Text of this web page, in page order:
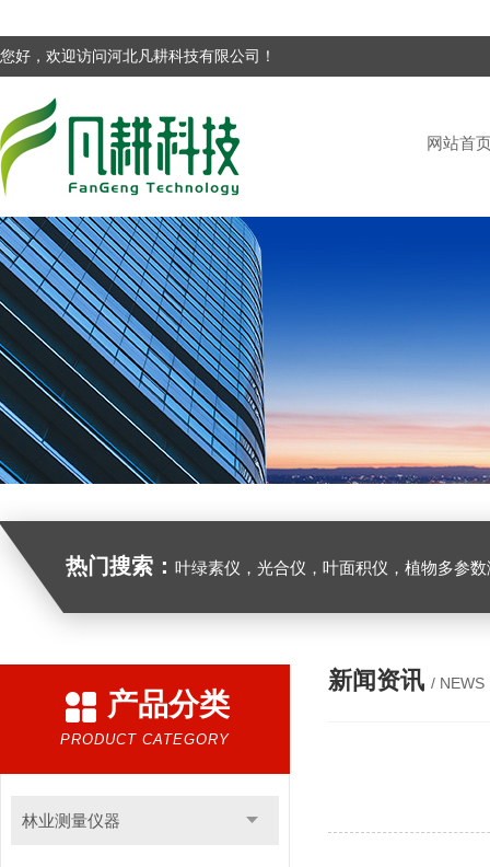
您好，欢迎访问河北凡耕科技有限公司！
网站首
热门搜索： 叶绿素仪，光合仪，叶面积仪，植物多参数测量仪，
产品分类
PRODUCT CATEGORY
林业测量仪器
新闻资讯 / NEWS